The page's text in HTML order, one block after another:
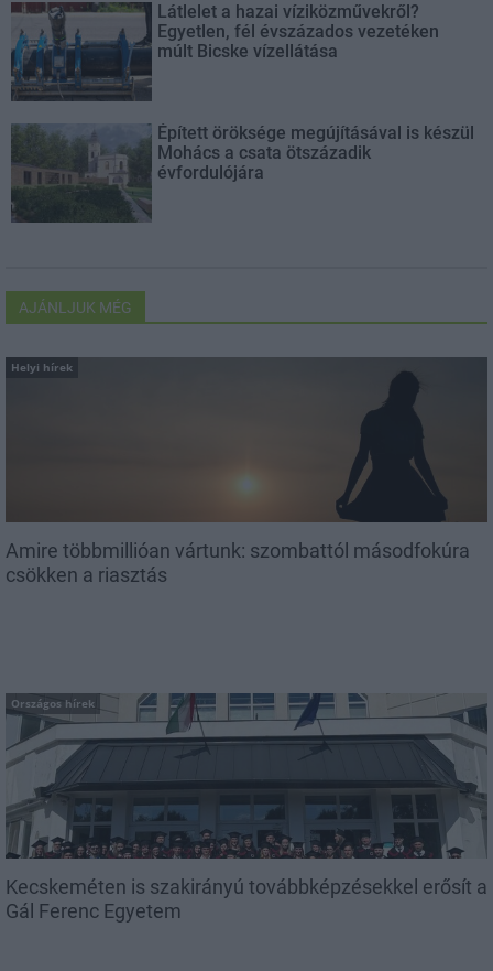
Látlelet a hazai víziközművekről?
Egyetlen, fél évszázados vezetéken
múlt Bicske vízellátása
Épített öröksége megújításával is készül
Mohács a csata ötszázadik
évfordulójára
AJÁNLJUK MÉG
Helyi hírek
Amire többmillióan vártunk: szombattól másodfokúra
csökken a riasztás
Országos hírek
Kecskeméten is szakirányú továbbképzésekkel erősít a
Gál Ferenc Egyetem